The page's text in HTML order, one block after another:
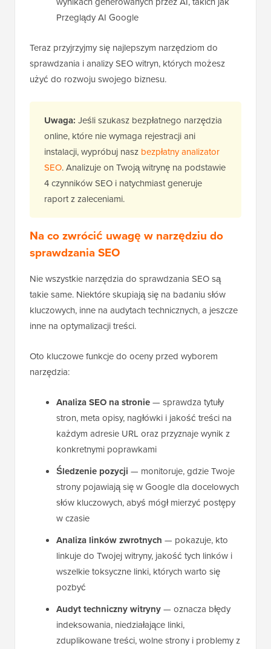
Przeglądy AI Google
Teraz przyjrzyjmy się najlepszym narzędziom do
sprawdzania i analizy SEO witryn, których możesz
użyć do rozwoju swojego biznesu.
Uwaga: Jeśli szukasz bezpłatnego narzędzia
online, które nie wymaga rejestracji ani
instalacji, wypróbuj nasz bezpłatny analizator
SEO. Analizuje on Twoją witrynę na podstawie
4 czynników SEO i natychmiast generuje
raport z zaleceniami.
Na co zwrócić uwagę w narzędziu do
sprawdzania SEO
Nie wszystkie narzędzia do sprawdzania SEO są
takie same. Niektóre skupiają się na badaniu słów
kluczowych, inne na audytach technicznych, a jeszcze
inne na optymalizacji treści.
Oto kluczowe funkcje do oceny przed wyborem
narzędzia:
Analiza SEO na stronie— sprawdza tytuły
stron, meta opisy, nagłówki i jakość treści na
każdym adresie URL oraz przyznaje wynik z
konkretnymi poprawkami
Śledzenie pozycji — monitoruje, gdzie Twoje
strony pojawiają się w Google dla docelowych
słów kluczowych, abyś mógł mierzyć postępy
w czasie
Analiza linków zwrotnych — pokazuje, kto
linkuje do Twojej witryny, jakość tych linków i
wszelkie toksyczne linki, których warto się
pozbyć
Audyt techniczny witryny— oznacza błędy
indeksowania, niedziałające linki,
zduplikowane treści, wolne strony i problemy z